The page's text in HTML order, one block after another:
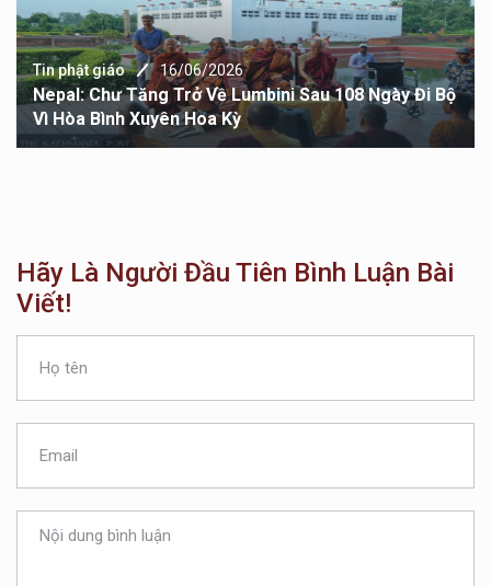
Tin phật giáo 16/06/2026
Nepal: Chư Tăng Trở Về Lumbini Sau 108 Ngày Đi Bộ
Vì Hòa Bình Xuyên Hoa Kỳ
Hãy Là Người Đầu Tiên Bình Luận Bài
Viết!